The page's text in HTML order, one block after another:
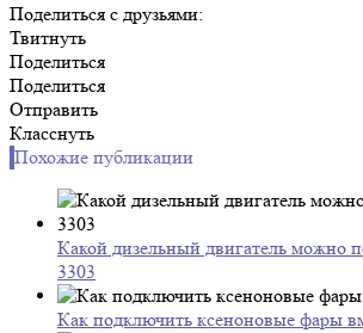
Поделиться с друзьями:
Твитнуть
Поделиться
Поделиться
Отправить
Класснуть
Похожие публикации
Какой дизельный двигатель можно
3303
Как подключить ксеноновые фары